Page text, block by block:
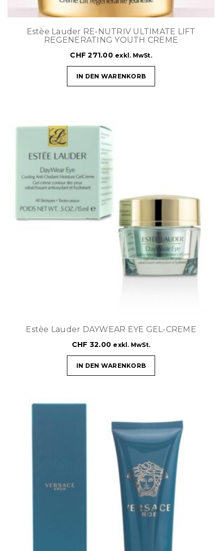
Estèe Lauder RE-NUTRIV ULTIMATE LIFT
REGENERATING YOUTH CREME
CHF 271.00 exkl. MwSt.
IN DEN WARENKORB
Estèe Lauder DAYWEAR EYE GEL-CREME
CHF 32.00 exkl. MwSt.
IN DEN WARENKORB